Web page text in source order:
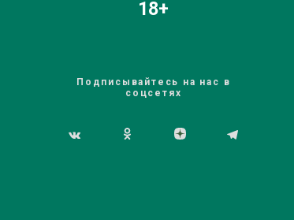
18+
Подписывайтесь на нас в
соцсетях